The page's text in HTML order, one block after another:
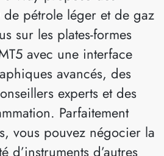
pétrole léger et de gaz
sur les plates-formes
avec une interface
avancés, des
experts et des
Parfaitement
vous pouvez négocier la
d’instruments d’autres